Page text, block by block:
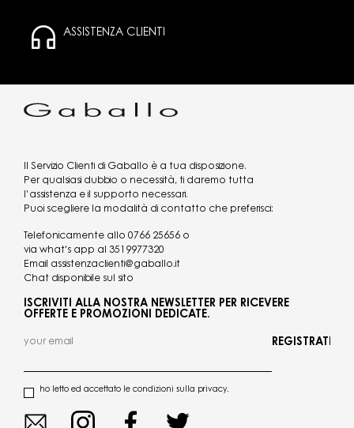
ASSISTENZA CLIENTI
Il Servizio Clienti di Gaballo è a tua disposizione.
Per qualsiasi dubbio o necessità, ti daremo tutta
l’assistenza e il supporto necessari.
Puoi scegliere la modalità di contatto che preferisci:
Telefonicamente allo 0766 25656 o
via what's app al 3519977320
Email assistenzaclienti@gaballo.it
Chat disponibile sul sito
ISCRIVITI ALLA NOSTRA NEWSLETTER PER RICEVERE
OFFERTE E PROMOZIONI DEDICATE.
ho letto ed accettato le condizioni sulla privacy.
REGISTRATI